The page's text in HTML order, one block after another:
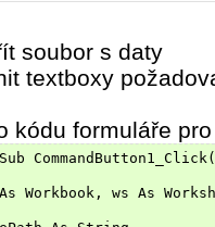
soubor s daty
textboxy
kódu formuláře
Workbook, ws As